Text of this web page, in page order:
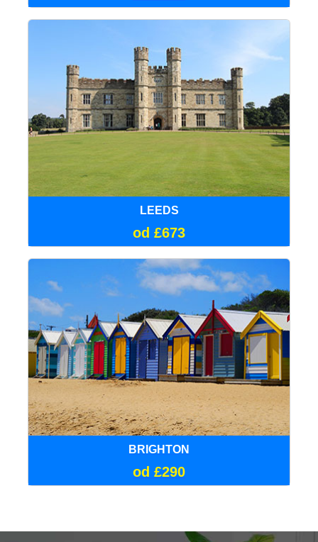
LEEDS
od £673
BRIGHTON
od £290